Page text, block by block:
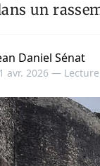
un
Daniel Sénat
avr. 2026 —